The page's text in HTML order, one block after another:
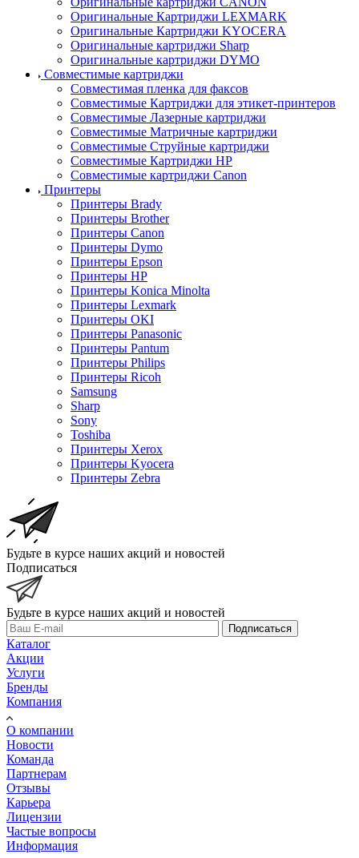
Оригинальные Картриджи LEXMARK
Оригинальные Картриджи KYOCERA
Оригинальные картриджи Sharp
Оригинальные картриджи DYMO
Совместимые картриджи
Совместимая пленка для факсов
Совместимые Картриджи для этикет-принтеров
Совместимые Лазерные картриджи
Совместимые Матричные картриджи
Совместимые Струйные картриджи
Совместимые Картриджи HP
Совместимые картриджи Canon
Принтеры
Принтеры Brady
Принтеры Brother
Принтеры Canon
Принтеры Dymo
Принтеры Epson
Принтеры HP
Принтеры Konica Minolta
Принтеры Lexmark
Принтеры OKI
Принтеры Panasonic
Принтеры Pantum
Принтеры Philips
Принтеры Ricoh
Samsung
Sharp
Sony
Toshiba
Принтеры Xerox
Принтеры Kyocera
Принтеры Zebra
Будьте в курсе наших акций и новостей
Подписаться
Будьте в курсе наших акций и новостей
Подписаться
Каталог
Акции
Услуги
Бренды
Компания
О компании
Новости
Команда
Партнерам
Отзывы
Карьера
Лицензии
Частые вопросы
Информация